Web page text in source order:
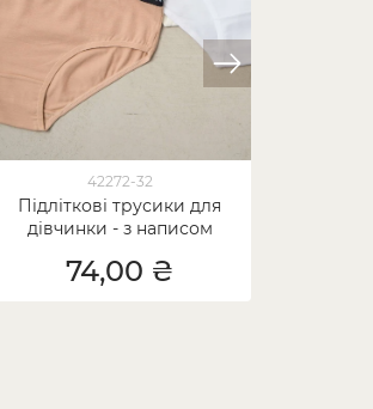
42272-32
Підліткові трусики для
дівчинки - з написом
74,00 ₴